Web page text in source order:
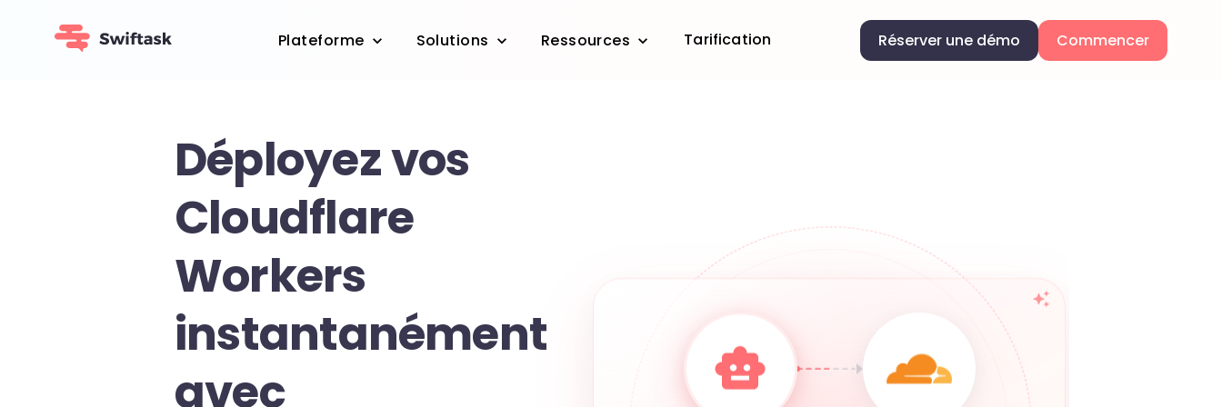
Plateforme Solutions Ressources Tarification Réserver une démo Commencer
Déployez vos
Cloudflare
Workers
instantanément
avec